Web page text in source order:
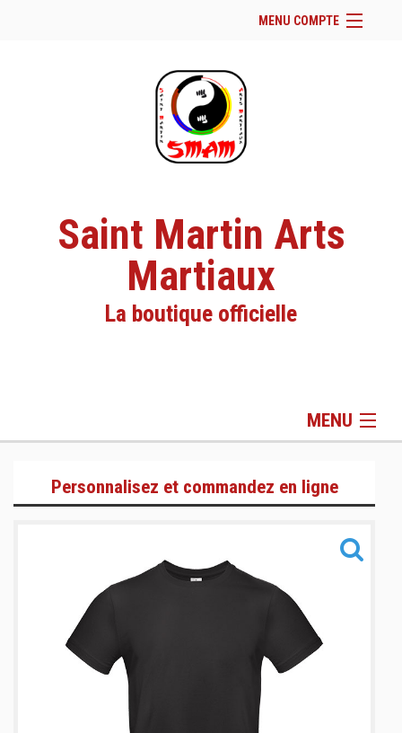
MENU COMPTE
Site Web du club
Facebook
Se connecter
Panier (vide)
Saint Martin Arts
Martiaux
La boutique officielle
MENU
Gamme Training
Informations
Personnalisez et commandez en ligne